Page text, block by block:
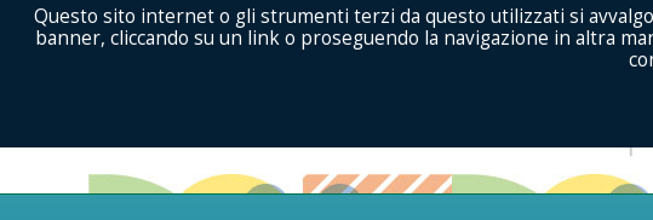
Questo sito internet o gli strumenti terzi da questo utilizzati si
banner, cliccando su un link o proseguendo la navigazione in altra